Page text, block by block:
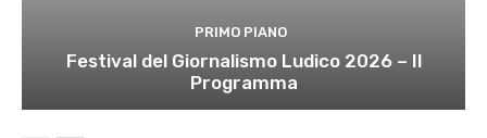
PRIMO PIANO
Festival del Giornalismo Ludico 2026 – Il
Programma